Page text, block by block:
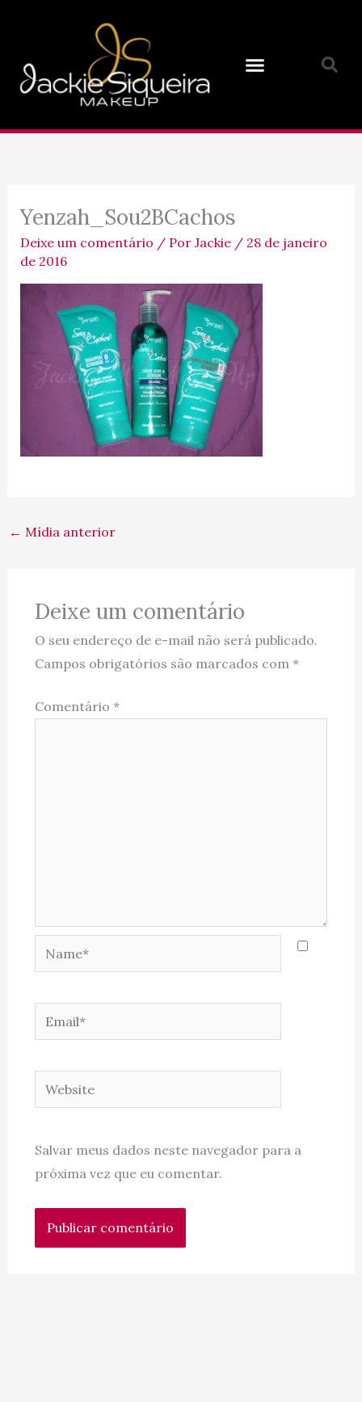
conteúdo
Yenzah_Sou2BCachos
Deixe um comentário / Por Jackie / 28 de janeiro
de 2016
← Mídia anterior
Deixe um comentário
O seu endereço de e-mail não será publicado.
Campos obrigatórios são marcados com *
Comentário *
Name*
Email*
Website
Salvar meus dados neste navegador para a
próxima vez que eu comentar.